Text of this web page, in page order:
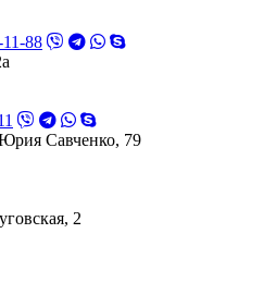
88
Савченко, 79
2